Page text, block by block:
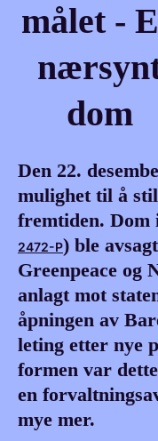
må­let -
dom
Den 22.
mulighet til å
fremtiden. Dom
2472-P) ble
Greenpeace og
anlagt mot
åpningen av
leting etter nye
formen var
en
mye mer.